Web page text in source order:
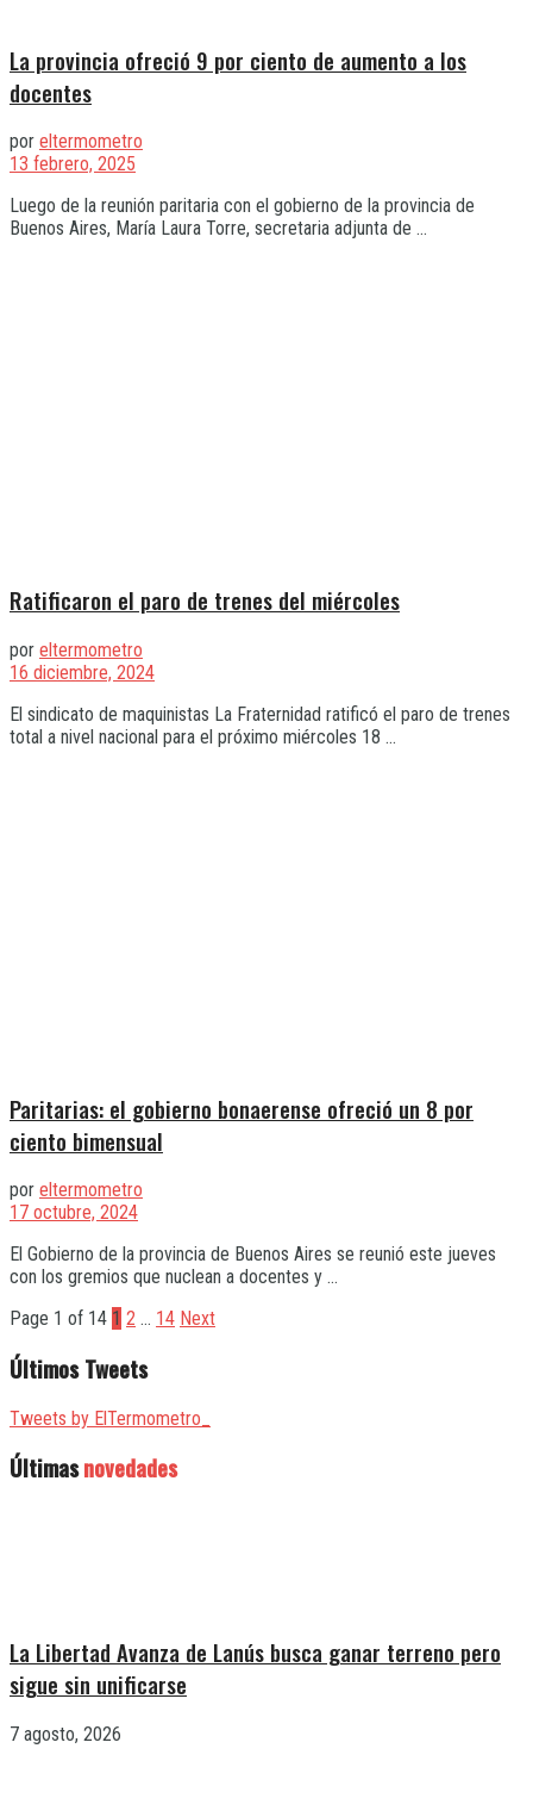
La provincia ofreció 9 por ciento de aumento a los
docentes
por eltermometro
13 febrero, 2025
Luego de la reunión paritaria con el gobierno de la provincia de
Buenos Aires, María Laura Torre, secretaria adjunta de ...
Ratificaron el paro de trenes del miércoles
por eltermometro
16 diciembre, 2024
El sindicato de maquinistas La Fraternidad ratificó el paro de trenes
total a nivel nacional para el próximo miércoles 18 ...
Paritarias: el gobierno bonaerense ofreció un 8 por
ciento bimensual
por eltermometro
17 octubre, 2024
El Gobierno de la provincia de Buenos Aires se reunió este jueves
con los gremios que nuclean a docentes y ...
Page 1 of 14 1 2 … 14 Next
Últimos Tweets
Tweets by ElTermometro_
Últimasnovedades
La Libertad Avanza de Lanús busca ganar terreno pero
sigue sin unificarse
7 agosto, 2026